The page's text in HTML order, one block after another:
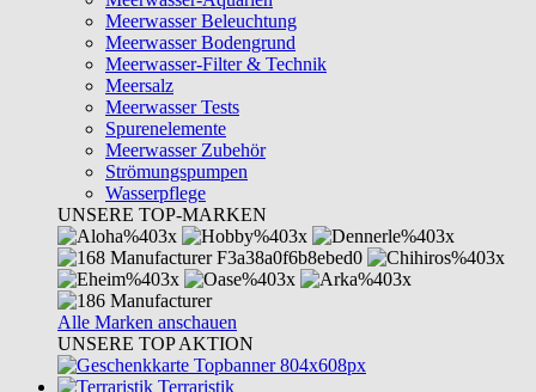
Meerwasser Beleuchtung
Meerwasser Bodengrund
Meerwasser-Filter & Technik
Meersalz
Meerwasser Tests
Spurenelemente
Meerwasser Zubehör
Strömungspumpen
Wasserpflege
UNSERE TOP-MARKEN
Alle Marken anschauen
UNSERE TOP AKTION
Terraristik